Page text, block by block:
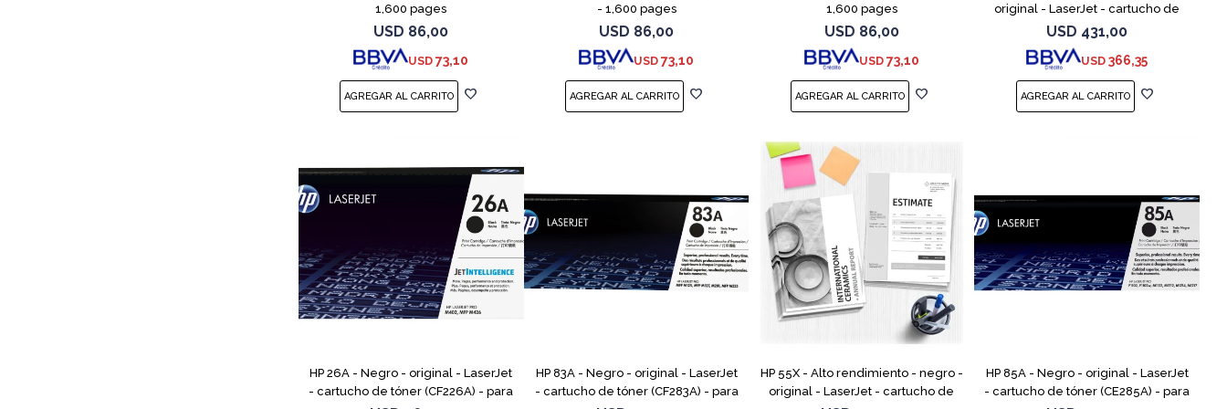
1,600 pages
USD 86,00
USD 73,10
- 1,600 pages
USD 86,00
USD 73,10
1,600 pages
USD 86,00
USD 73,10
original - LaserJet - cartucho de
tóner (CF226X) - para LaserJet Pro
M402, MFP M426
USD 431,00
USD 366,35
HP 26A - Negro - original - LaserJet
- cartucho de tóner (CF226A) - para
HP 83A - Negro - original - LaserJet
- cartucho de tóner (CF283A) - para
HP 55X - Alto rendimiento - negro -
original - LaserJet - cartucho de
HP 85A - Negro - original - LaserJet
- cartucho de tóner (CE285A) - para